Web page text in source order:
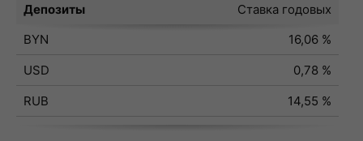
Депозиты
Ставка годовых
BYN
16,06 %
USD
0,78 %
RUB
14,55 %